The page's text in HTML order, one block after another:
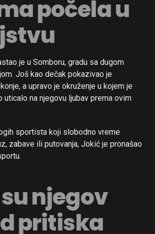
počela u
je u Somboru, gradu sa dugom
Još kao dečak pokazivao je
a upravo je okruženje u kojem je
uticalo na njegovu ljubav prema ovim
sportista koji slobodno vreme
zabave ili putovanja, Jokić je pronašao
njegov
pritiska